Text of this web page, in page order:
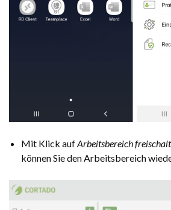
Mit Klick aufArbeitsbereich
können Sie den Arbeitsbereich